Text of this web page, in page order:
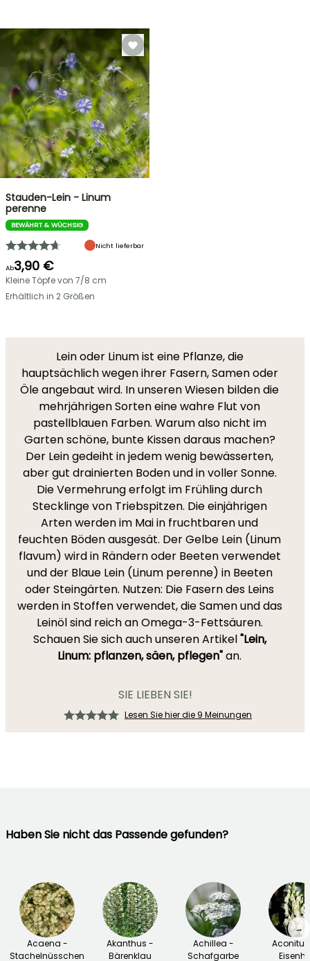
Stauden-Lein - Linum
perenne
BEWÄHRT & WÜCHSIG
Nicht lieferbar
Ab3,90 €
Kleine Töpfe von 7/8 cm
Erhältlich in 2 Größen
Lein oder Linum ist eine Pflanze, die
hauptsächlich wegen ihrer Fasern, Samen oder
Öle angebaut wird. In unseren Wiesen bilden die
mehrjährigen Sorten eine wahre Flut von
pastellblauen Farben. Warum also nicht im
Garten schöne, bunte Kissen daraus machen?
Der Lein gedeiht in jedem wenig bewässerten,
aber gut drainierten Boden und in voller Sonne.
Die Vermehrung erfolgt im Frühling durch
Stecklinge von Triebspitzen. Die einjährigen
Arten werden im Mai in fruchtbaren und
feuchten Böden ausgesät. Der Gelbe Lein (Linum
flavum) wird in Rändern oder Beeten verwendet
und der Blaue Lein (Linum perenne) in Beeten
oder Steingärten. Nutzen: Die Fasern des Leins
werden in Stoffen verwendet, die Samen und das
Leinöl sind reich an Omega-3-Fettsäuren.
Schauen Sie sich auch unseren Artikel"Lein,
Linum: pflanzen, säen, pflegen"an.
SIE LIEBEN SIE!
Lesen Sie hier die 9 Meinungen
Haben Sie nicht das Passende gefunden?
Acaena -
Stachelnüsschen
Akanthus -
Bärenklau
Achillea -
Schafgarbe
→